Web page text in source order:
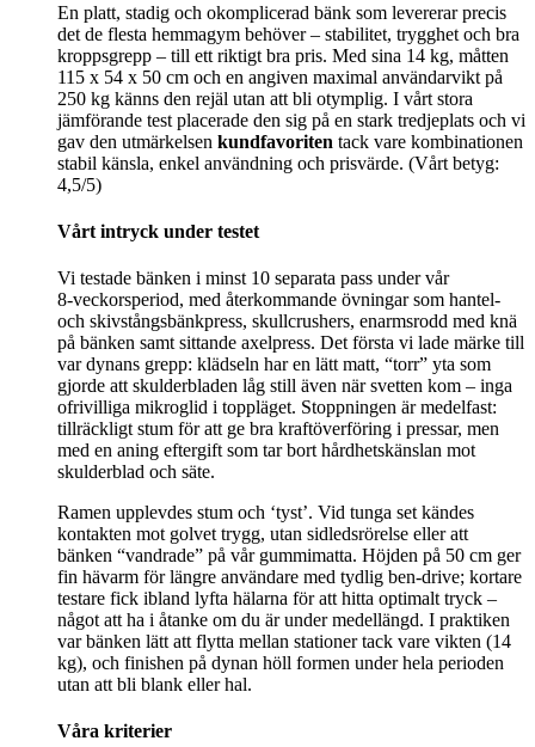
En platt, stadig och okomplicerad bänk som levererar precis
det de flesta hemmagym behöver – stabilitet, trygghet och bra
kroppsgrepp – till ett riktigt bra pris. Med sina 14 kg, måtten
115 x 54 x 50 cm och en angiven maximal användarvikt på
250 kg känns den rejäl utan att bli otymplig. I vårt stora
jämförande test placerade den sig på en stark tredjeplats och vi
gav den utmärkelsen kundfavoriten tack vare kombinationen
stabil känsla, enkel användning och prisvärde. (Vårt betyg:
4,5/5)
Vårt intryck under testet
Vi testade bänken i minst 10 separata pass under vår
8‑veckorsperiod, med återkommande övningar som hantel-
och skivstångsbänkpress, skullcrushers, enarmsrodd med knä
på bänken samt sittande axelpress. Det första vi lade märke till
var dynans grepp: klädseln har en lätt matt, “torr” yta som
gjorde att skulderbladen låg still även när svetten kom – inga
ofrivilliga mikroglid i toppläget. Stoppningen är medelfast:
tillräckligt stum för att ge bra kraftöverföring i pressar, men
med en aning eftergift som tar bort hårdhetskänslan mot
skulderblad och säte.
Ramen upplevdes stum och ‘tyst’. Vid tunga set kändes
kontakten mot golvet trygg, utan sidledsrörelse eller att
bänken “vandrade” på vår gummimatta. Höjden på 50 cm ger
fin hävarm för längre användare med tydlig ben‑drive; kortare
testare fick ibland lyfta hälarna för att hitta optimalt tryck –
något att ha i åtanke om du är under medellängd. I praktiken
var bänken lätt att flytta mellan stationer tack vare vikten (14
kg), och finishen på dynan höll formen under hela perioden
utan att bli blank eller hal.
Våra kriterier